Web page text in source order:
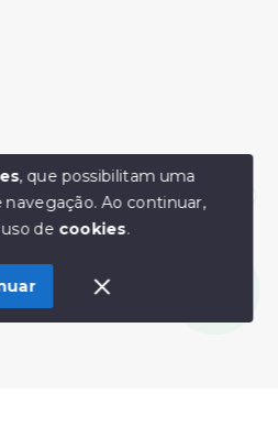
disponíveis para te ajudar.
Silveira Imóveis - Todos os
, que possibilitam uma
navegação.Ao continuar,
de cookies.